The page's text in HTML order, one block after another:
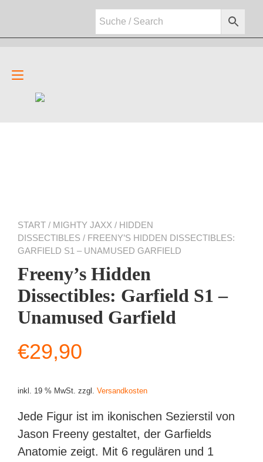
Navigation
umschalten
START / MIGHTY JAXX / HIDDEN
DISSECTIBLES / FREENY’S HIDDEN DISSECTIBLES:
GARFIELD S1 – UNAMUSED GARFIELD
Freeny’s Hidden
Dissectibles: Garfield S1 –
Unamused Garfield
€29,90
inkl. 19 % MwSt. zzgl. Versandkosten
Jede Figur ist im ikonischen Sezierstil von
Jason Freeny gestaltet, der Garfields
Anatomie zeigt. Mit 6 regulären und 1